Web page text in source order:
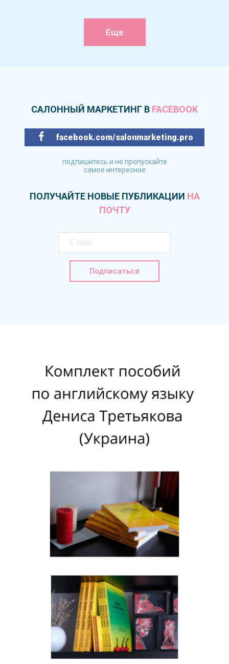
Еще
САЛОННЫЙ МАРКЕТИНГ В FACEBOOK
facebook.com/salonmarketing.pro
подпишитесь и не пропускайте
самое интересное
ПОЛУЧАЙТЕ НОВЫЕ ПУБЛИКАЦИИ НА
ПОЧТУ
Подписаться